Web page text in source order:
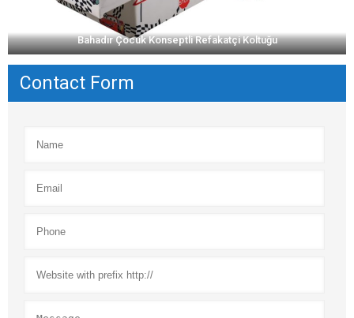
Bahadır Çocuk Konseptli Refakatçi Koltuğu
Contact Form